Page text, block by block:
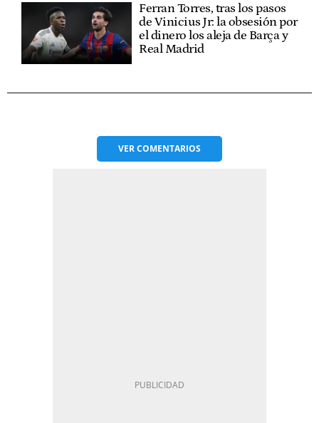
Ferran Torres, tras los pasos
de Vinicius Jr: la obsesión por
el dinero los aleja de Barça y
Real Madrid
VERCOMENTARIOS